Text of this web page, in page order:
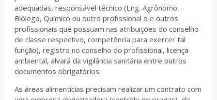
adequadas, responsável técnico (Eng. Agrônomo,
Biólogo, Químico ou outro profissional o e outros
profissionais que possuam nas atribuições do conselho
de classe respectivo, competência para exercer tal
função), registro no conselho do profissional, licença
ambiental, alvará da vigilância sanitária entre outros
documentos obrigatórios.
As áreas alimentícias precisam realizar um contrato com